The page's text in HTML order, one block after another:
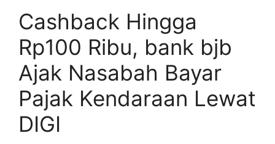
Cashback Hingga
Rp100 Ribu, bank bjb
Ajak Nasabah Bayar
Pajak Kendaraan Lewat
DIGI